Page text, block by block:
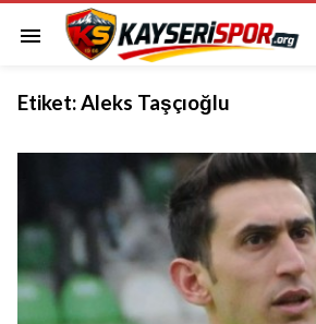
menu
Etiket:Aleks Taşçıoğlu